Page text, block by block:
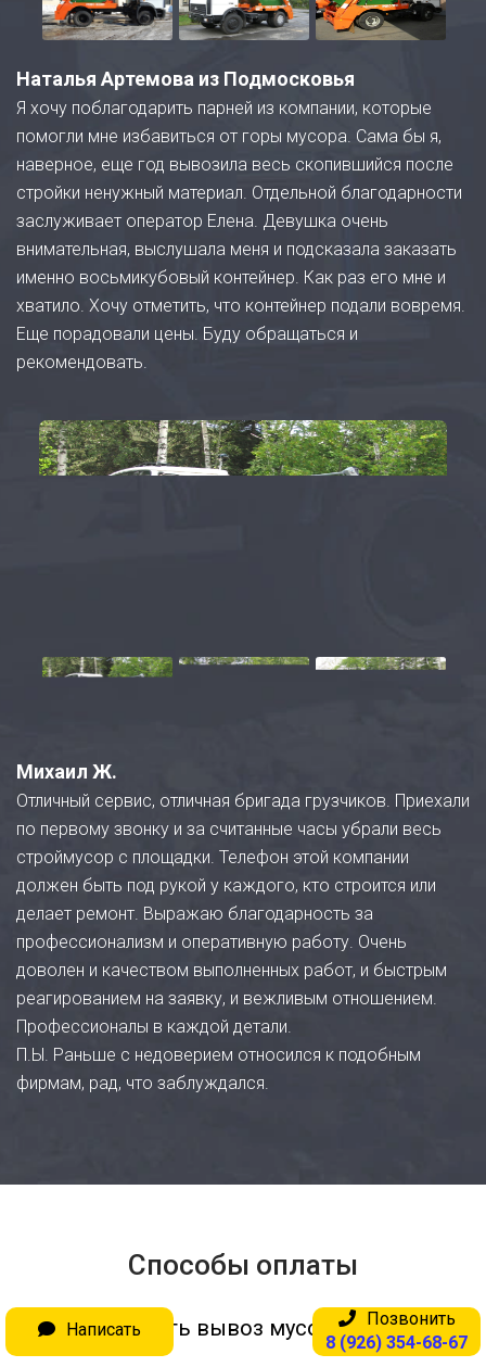
Наталья Артемова из Подмосковья
Я хочу поблагодарить парней из компании, которые
помогли мне избавиться от горы мусора. Сама бы я,
наверное, еще год вывозила весь скопившийся после
стройки ненужный материал. Отдельной благодарности
заслуживает оператор Елена. Девушка очень
внимательная, выслушала меня и подсказала заказать
именно восьмикубовый контейнер. Как раз его мне и
хватило. Хочу отметить, что контейнер подали вовремя.
Еще порадовали цены. Буду обращаться и
рекомендовать.
Михаил Ж.
Отличный сервис, отличная бригада грузчиков. Приехали
по первому звонку и за считанные часы убрали весь
строймусор с площадки. Телефон этой компании
должен быть под рукой у каждого, кто строится или
делает ремонт. Выражаю благодарность за
профессионализм и оперативную работу. Очень
доволен и качеством выполненных работ, и быстрым
реагированием на заявку, и вежливым отношением.
Профессионалы в каждой детали.
П.Ы. Раньше с недоверием относился к подобным
фирмам, рад, что заблуждался.
Способы оплаты
Оплатить вывоз мусора вы можете:
Позвонить
8 (926) 354-68-67
Написать